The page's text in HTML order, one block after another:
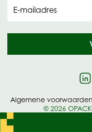
E-mailadres
© 2026
Algemene voorwaarden